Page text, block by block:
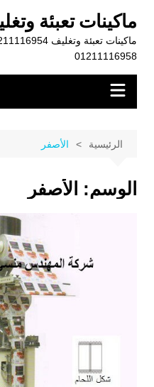
المحتوى
ماكينات تعبئة
01211116958
الرئيسية الأصفر
الوسم: الأصفر